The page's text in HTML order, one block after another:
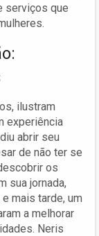
serviços que
ilustram
experiência
abrir seu
de não ter se
os
sua jornada,
mais tarde, um
a melhorar
Neris